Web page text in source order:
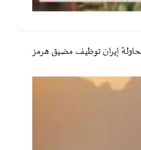
إيران توظيف مضيق هرمز